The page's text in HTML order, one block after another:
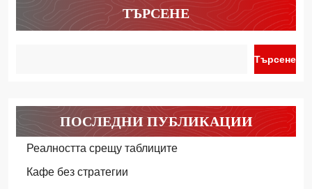
ТЪРСЕНЕ
Търсене
ПОСЛЕДНИ ПУБЛИКАЦИИ
Реалността срещу таблиците
Кафе без стратегии